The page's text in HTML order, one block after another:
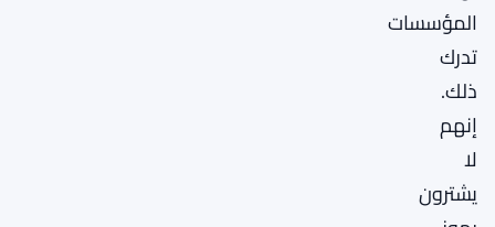
المؤسسات
تدرك
ذلك.
إنهم
لا
يشترون